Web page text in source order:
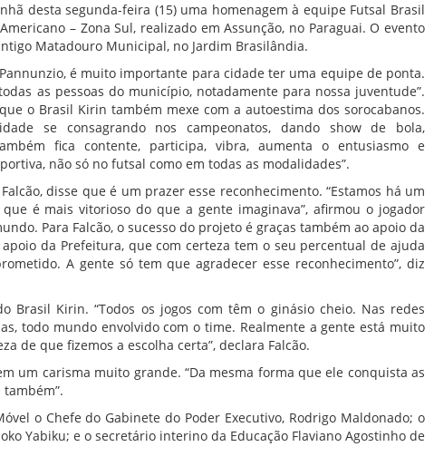
desta segunda-feira (15) uma homenagem à equipe Futsal Brasil
– Zona Sul, realizado em Assunção, no Paraguai. O evento
Matadouro Municipal, no Jardim Brasilândia.
é muito importante para cidade ter uma equipe de ponta.
as pessoas do município, notadamente para nossa juventude”.
o Brasil Kirin também mexe com a autoestima dos sorocabanos.
se consagrando nos campeonatos, dando show de bola,
fica contente, participa, vibra, aumenta o entusiasmo e
não só no futsal como em todas as modalidades”.
disse que é um prazer esse reconhecimento. “Estamos há um
é mais vitorioso do que a gente imaginava”, afirmou o jogador
Para Falcão, o sucesso do projeto é graças também ao apoio da
da Prefeitura, que com certeza tem o seu percentual de ajuda
A gente só tem que agradecer esse reconhecimento”, diz
Brasil Kirin. “Todos os jogos com têm o ginásio cheio. Nas redes
todo mundo envolvido com o time. Realmente a gente está muito
de que fizemos a escolha certa”, declara Falcão.
um carisma muito grande. “Da mesma forma que ele conquista as
o Chefe do Gabinete do Poder Executivo, Rodrigo Maldonado; o
Yabiku; e o secretário interino da Educação Flaviano Agostinho de